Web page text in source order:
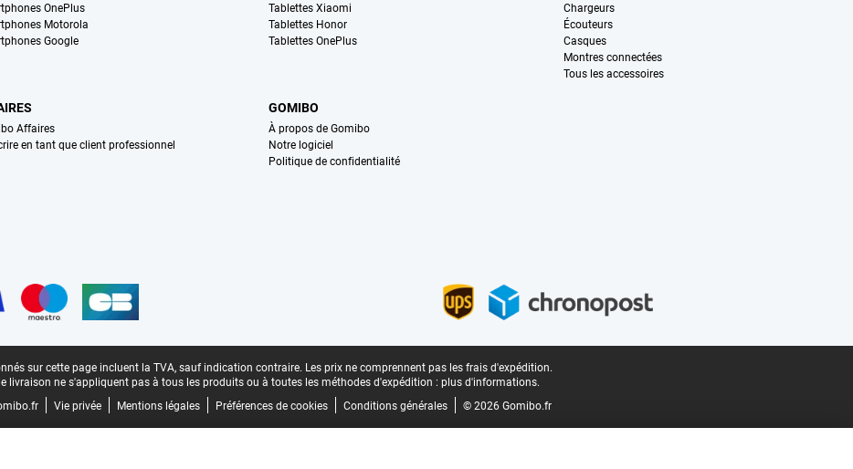
OnePlus
Motorola
Google
Tablettes Xiaomi
Tablettes Honor
Tablettes OnePlus
Chargeurs
Écouteurs
Casques
Montres connectées
Tous les accessoires
Affaires
en tant que client professionnel
GOMIBO
À propos de Gomibo
Notre logiciel
Politique de confidentialité
sur cette page incluent la TVA, sauf indication contraire. Les prix ne comprennent pas les frais d'expédition.
livraison ne s'appliquent pas à tous les produits ou à toutes les méthodes d'expédition : plus d'informations.
Vie privée Mentions légales Préférences de cookies Conditions générales © 2026 Gomibo.fr